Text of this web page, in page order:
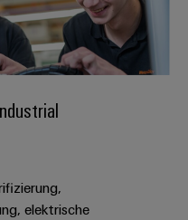
elektrische